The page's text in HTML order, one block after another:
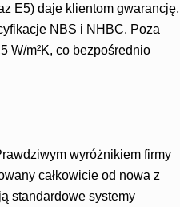
E5) daje klientom gwarancję,
NBS i NHBC. Poza
W/m²K, co bezpośrednio
wyróżnikiem firmy
całkowicie od nowa z
standardowe systemy